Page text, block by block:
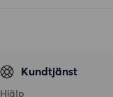
Kundtjänst
Hjälp